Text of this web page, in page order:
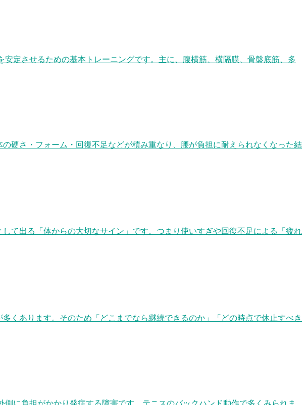
定させるための基本トレーニングです。主に、腹横筋、横隔膜、骨盤底筋、多
硬さ・フォーム・回復不足などが積み重なり、腰が負担に耐えられなくなった結
て出る「体からの大切なサイン」です。つまり使いすぎや回復不足による「疲れ
くあります。そのため「どこまでなら継続できるのか」「どの時点で休止すべき
側に負担がかかり発症する障害です。テニスのバックハンド動作で多くみられま